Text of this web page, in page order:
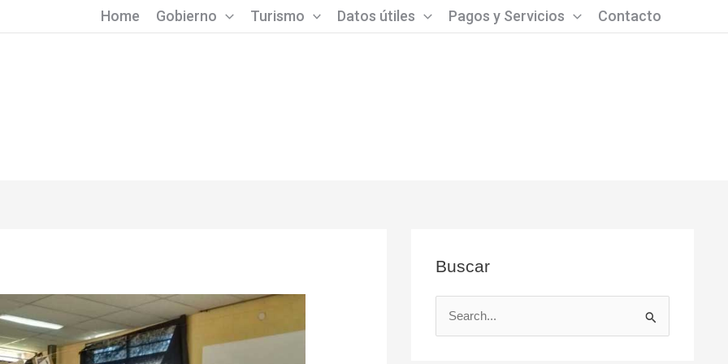
Home Gobierno Turismo Datos útiles Pagos y Servicios Contacto
Buscar